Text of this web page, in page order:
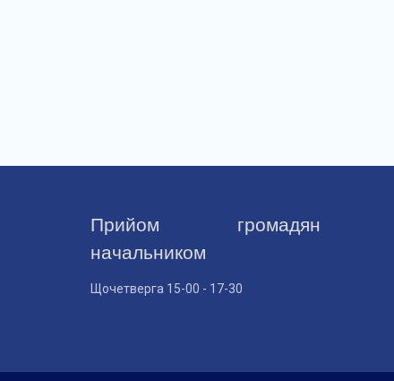
Прийом громадян
начальником
Щочетверга 15-00 - 17-30